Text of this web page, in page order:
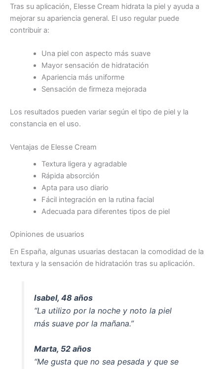
Tras su aplicación, Elesse Cream hidrata la piel y ayuda a
mejorar su apariencia general. El uso regular puede
contribuir a:
Una piel con aspecto más suave
Mayor sensación de hidratación
Apariencia más uniforme
Sensación de firmeza mejorada
Los resultados pueden variar según el tipo de piel y la
constancia en el uso.
Ventajas de Elesse Cream
Textura ligera y agradable
Rápida absorción
Apta para uso diario
Fácil integración en la rutina facial
Adecuada para diferentes tipos de piel
Opiniones de usuarios
En España, algunas usuarias destacan la comodidad de la
textura y la sensación de hidratación tras su aplicación.
Isabel, 48 años
“La utilizo por la noche y noto la piel
más suave por la mañana.”
Marta, 52 años
“Me gusta que no sea pesada y que se